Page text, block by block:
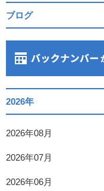
ブログ
2026年
2026年08月
2026年07月
2026年06月